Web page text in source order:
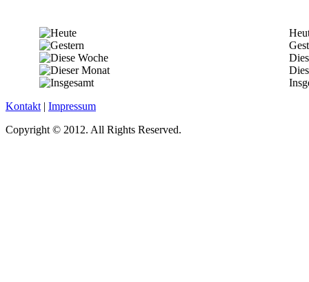
Kontakt | Impressum
Copyright © 2012. All Rights Reserved.